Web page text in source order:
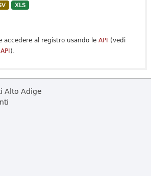
XLS
accedere al registro usando le API (vedi
).
Alto Adige